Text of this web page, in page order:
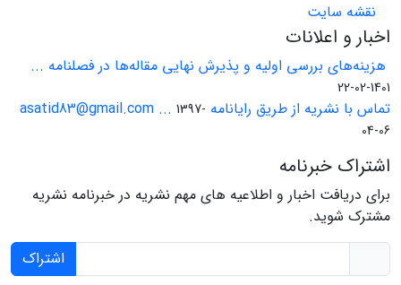
نقشه سایت
اخبار و اعلانات
هزینه‌های بررسی اولیه و پذیرش نهایی مقاله‌ها در فصلنامه ...
1401-02-22
تماس با نشریه از طریق رایانامه asatid83@gmail.com ... 1397-
04-06
اشتراک خبرنامه
برای دریافت اخبار و اطلاعیه های مهم نشریه در خبرنامه نشریه
مشترک شوید.
اشتراک